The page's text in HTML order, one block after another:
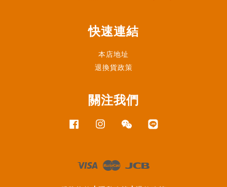
快速連結
本店地址
退換貨政策
關注我們
Facebook InstagramWechat
Visa Master